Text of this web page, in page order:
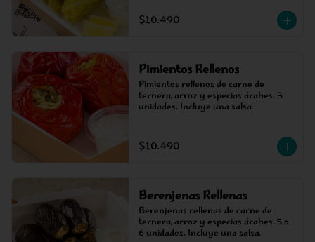
$10.490
Pimientos Rellenos
Pimientos rellenos de carne de
ternera, arroz y especias árabes. 3
unidades. Incluye una salsa.
$10.490
Berenjenas Rellenas
Berenjenas rellenas de carne de
ternera, arroz y especias árabes. 5 o
6 unidades. Incluye una salsa.